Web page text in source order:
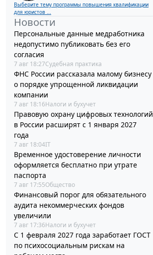
Выберите тему программы повышения квалификации
для юристов ...
Новости
Персональные данные медработника
недопустимо публиковать без его
согласия
7 авг 18:27Судебная практика
ФНС России рассказала малому бизнесу
о порядке упрощенной ликвидации
компании
7 авг 18:16Налоги и бухучет
Правовую охрану цифровых технологий
в России расширят с 1 января 2027
года
7 авг 18:04IT
Временное удостоверение личности
оформляется бесплатно при утрате
паспорта
7 авг 17:55Общество
Финансовый порог для обязательного
аудита некоммерческих фондов
увеличили
7 авг 17:36Налоги и бухучет
С 1 февраля 2027 года заработает ГОСТ
по психосоциальным рискам на